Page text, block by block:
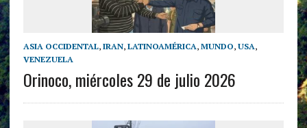
ASIA OCCIDENTAL, IRAN, LATINOAMÉRICA, MUNDO, USA,
VENEZUELA
Orinoco, miércoles 29 de julio 2026